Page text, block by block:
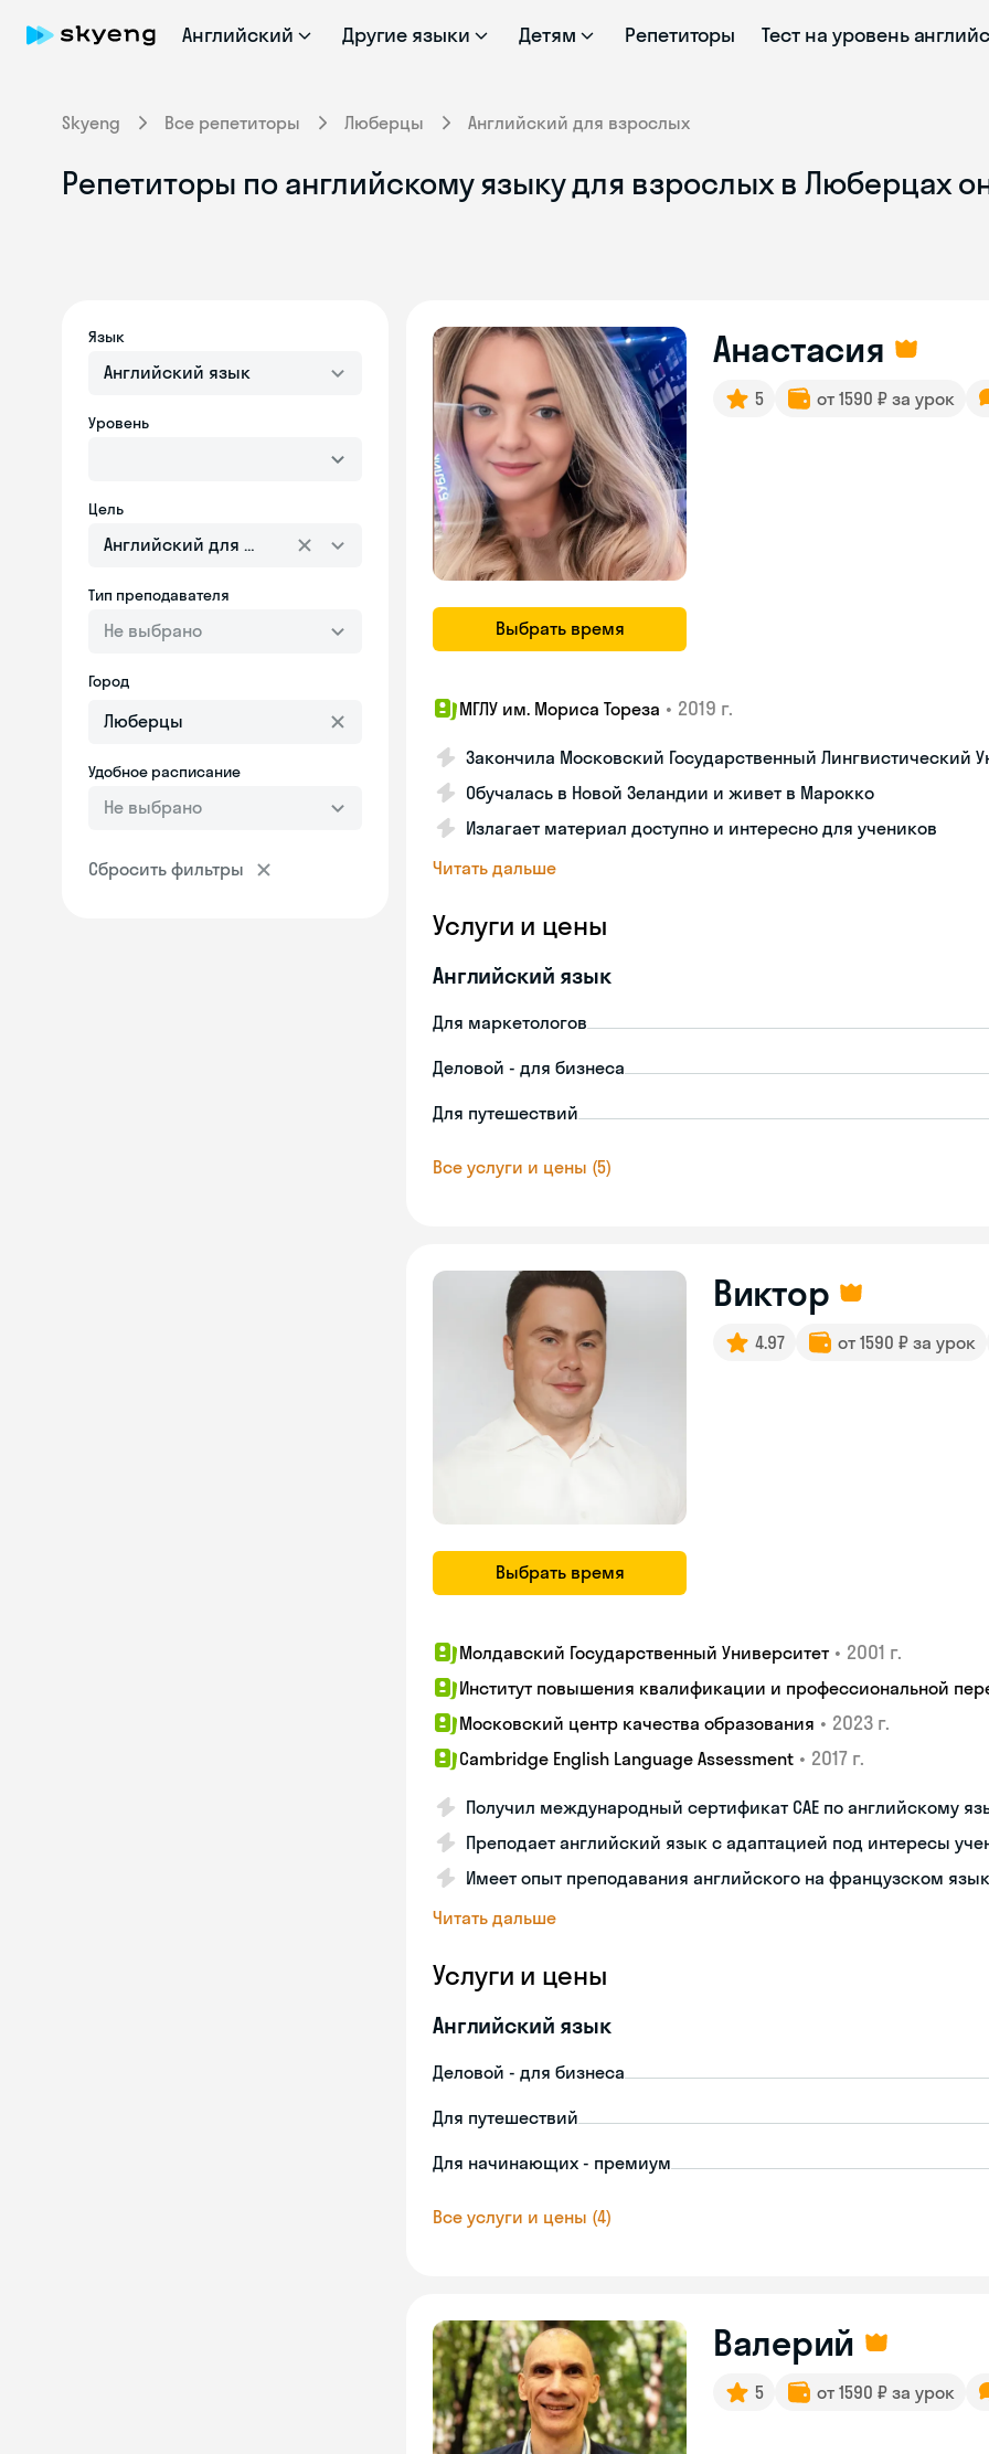
Английский Другие языки Детям Репетиторы Тест на уровень
Skyeng Все репетиторы Люберцы Английский для взрослых
Репетиторы по английскому языку для взрослых в Люберцах
Язык
Английский язык
Уровень
Цель
Английский для взрослых
Тип преподавателя
Не выбрано
Город
Удобное расписание
Не выбрано
Сбросить фильтры
Выбрать время
Анастасия
5 от 1590 ₽ за урок
МГЛУ им. Мориса Тореза • 2019 г.
Закончила Московский Государственный Лингвистический
Обучалась в Новой Зеландии и живет в Марокко
Излагает материал доступно и интересно для учеников
Читать дальше
Услуги и цены
Английский язык
Для маркетологов
Деловой - для бизнеса
Для путешествий
Все услуги и цены (5)
Выбрать время
Виктор
4.97 от 1590 ₽ за урок
Молдавский Государственный Университет • 2001 г.
Институт повышения квалификации и профессиональной
Московский центр качества образования • 2023 г.
Cambridge English Language Assessment • 2017 г.
Получил международный сертификат CAE по английскому
Преподает английский язык с адаптацией под интересы
Имеет опыт преподавания английского на французском
Читать дальше
Услуги и цены
Английский язык
Деловой - для бизнеса
Для путешествий
Для начинающих - премиум
Все услуги и цены (4)
Валерий
5 от 1590 ₽ за урок